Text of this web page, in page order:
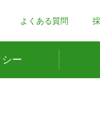
よくある質問
シー